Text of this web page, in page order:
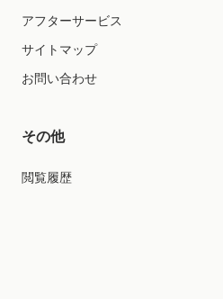
アフターサービス
サイトマップ
お問い合わせ
その他
閲覧履歴